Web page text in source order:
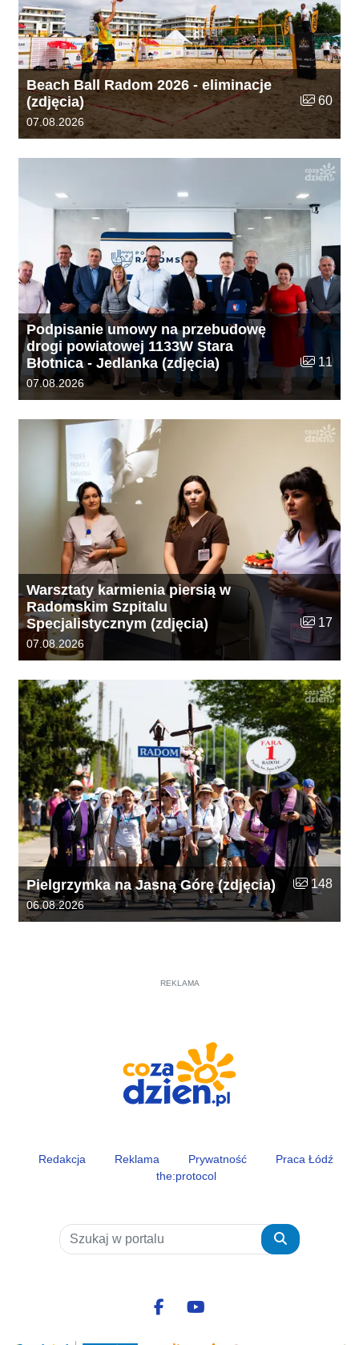
Beach Ball Radom 2026 - eliminacje
(zdjęcia)
Liczba
60
Data dodania galerii:
07.08.2026
Podpisanie umowy na przebudowę
drogi powiatowej 1133W Stara
Błotnica - Jedlanka (zdjęcia)
Liczba
11
Data dodania galerii:
07.08.2026
Warsztaty karmienia piersią w
Radomskim Szpitalu
Specjalistycznym (zdjęcia)
Liczba
17
Data dodania galerii:
07.08.2026
Pielgrzymka na Jasną Górę (zdjęcia) Liczba
148
Data dodania galerii:
06.08.2026
REKLAMA
Redakcja Reklama Prywatność
Praca Łódź
the:protocol
Szukaj
Facebook.com
Youtube.com